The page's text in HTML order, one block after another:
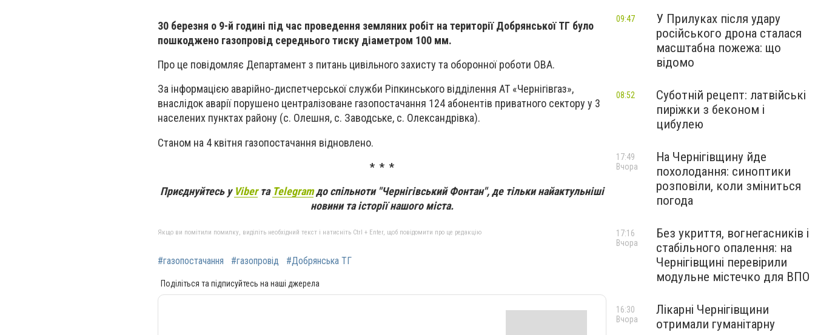
30 березня о 9-й годині під час проведення земляних робіт на території Добрянської ТГ було
пошкоджено газопровід середнього тиску діаметром 100 мм.
Про це повідомляє Департамент з питань цивільного захисту та оборонної роботи ОВА.
За інформацією аварійно-диспетчерської служби Ріпкинського відділення АТ «Чернігівгаз»,
внаслідок аварії порушено централізоване газопостачання 124 абонентів приватного сектору у 3
населених пунктах району (с. Олешня, с. Заводське, с. Олександрівка).
Станом на 4 квітня газопостачання відновлено.
* * *
Приєднуйтесь у Viberта Telegramдо спільноти "Чернігівський Фонтан", де тільки найактульніші
новини та історії нашого міста.
Якщо ви помітили помилку, виділіть необхідний текст і натисніть Ctrl + Enter, щоб повідомити про це редакцію
#газопостачання #газопровід #Добрянська ТГ
Поділіться та підписуйтесь на наші джерела
У Прилуках після удару
російського дрона сталася
масштабна пожежа: що
відомо
09:47
Суботній рецепт: латвійські
пиріжки з беконом і
цибулею
08:52
На Чернігівщину йде
похолодання: синоптики
розповіли, коли зміниться
погода
17:49
Вчора
Без укриття, вогнегасників і
стабільного опалення: на
Чернігівщині перевірили
модульне містечко для ВПО
17:16
Вчора
Лікарні Чернігівщини
отримали гуманітарну
16:30
Вчора